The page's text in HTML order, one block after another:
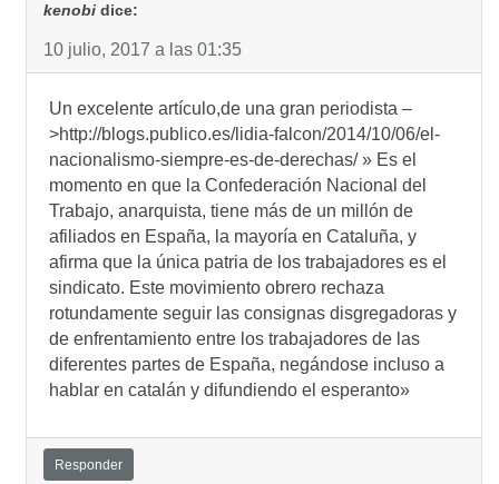
kenobi dice:
10 julio, 2017 a las 01:35
Un excelente artículo,de una gran periodista –
>http://blogs.publico.es/lidia-falcon/2014/10/06/el-
nacionalismo-siempre-es-de-derechas/ » Es el
momento en que la Confederación Nacional del
Trabajo, anarquista, tiene más de un millón de
afiliados en España, la mayoría en Cataluña, y
afirma que la única patria de los trabajadores es el
sindicato. Este movimiento obrero rechaza
rotundamente seguir las consignas disgregadoras y
de enfrentamiento entre los trabajadores de las
diferentes partes de España, negándose incluso a
hablar en catalán y difundiendo el esperanto»
Responder